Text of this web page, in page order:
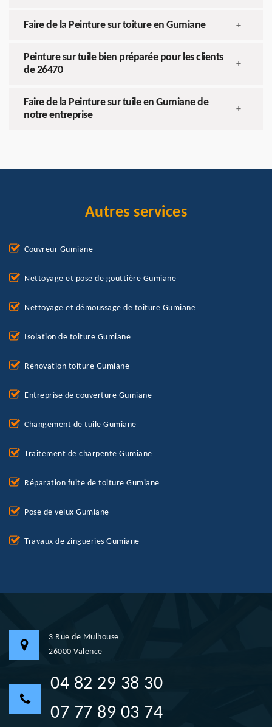
Faire de la Peinture sur toiture en Gumiane +
Peinture sur tuile bien préparée pour les clients
de 26470
+
Faire de la Peinture sur tuile en Gumiane de
notre entreprise
+
Autres services
Couvreur Gumiane
Nettoyage et pose de gouttière Gumiane
Nettoyage et démoussage de toiture Gumiane
Isolation de toiture Gumiane
Rénovation toiture Gumiane
Entreprise de couverture Gumiane
Changement de tuile Gumiane
Traitement de charpente Gumiane
Réparation fuite de toiture Gumiane
Pose de velux Gumiane
Travaux de zingueries Gumiane
3 Rue de Mulhouse
26000 Valence
04 82 29 38 30
07 77 89 03 74